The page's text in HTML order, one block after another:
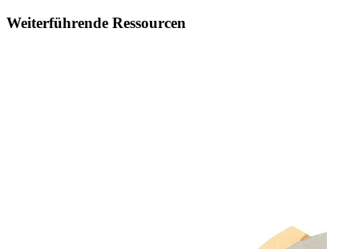
Weiterführende Ressourcen